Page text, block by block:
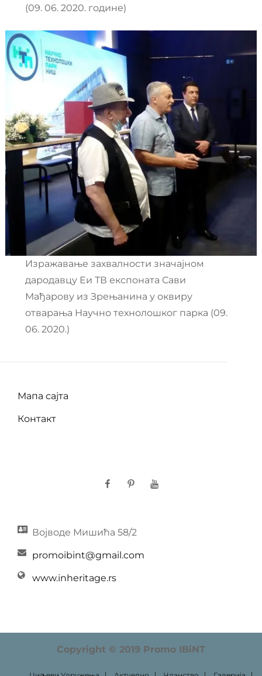
(09. 06. 2020. године)
Изражавање захвалности значајном
дародавцу Еи ТВ експоната Сави
Мађарову из Зрењанина у оквиру
отварања Научно технолошког парка (09.
06. 2020.)
Мапа сајта
Контакт
FacebookPinterestYouTube
Војводе Мишића 58/2
promoibint@gmail.com
www.inheritage.rs
Copyright © 2019 Promo IBiNT